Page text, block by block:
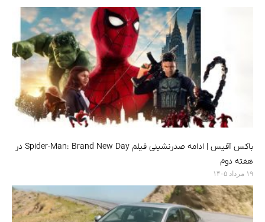
باکس آفیس ‌|‌ ادامه صدرنشینی فیلم Spider-Man: Brand New Day در
هفته دوم
۱۹ مرداد ۱۴۰۵